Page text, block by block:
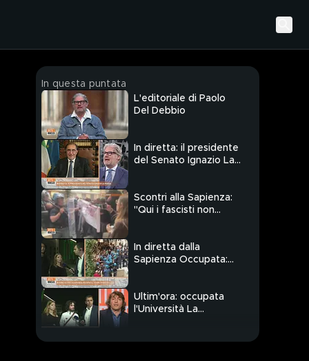
In questa puntata
L'editoriale di Paolo
Del Debbio
In diretta: il presidente
del Senato Ignazio La
Scontri alla Sapienza:
"Qui i fascisti non
In diretta dalla
Sapienza Occupata:
Ultim'ora: occupata
l'Università La